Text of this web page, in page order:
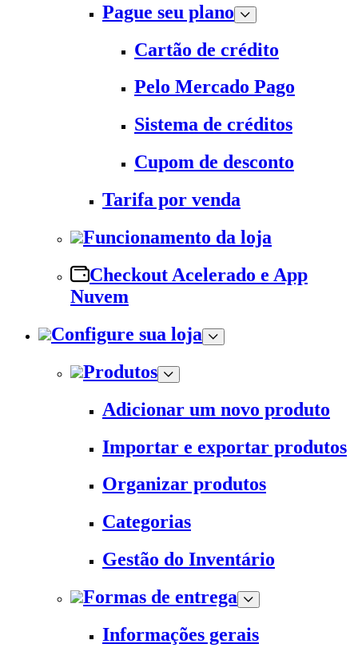
Pague seu plano
Cartão de crédito
Pelo Mercado Pago
Sistema de créditos
Cupom de desconto
Tarifa por venda
Funcionamento da loja
Checkout Acelerado e App
Nuvem
Configure sua loja
Produtos
Adicionar um novo produto
Importar e exportar produtos
Organizar produtos
Categorias
Gestão do Inventário
Formas de entrega
Informações gerais